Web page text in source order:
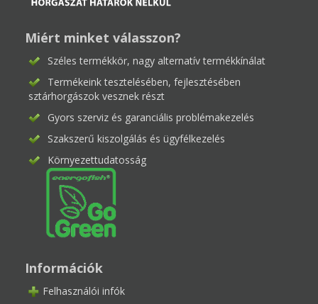
Miért minket válasszon?
Széles termékkör, nagy alternatív termékkínálat
Termékeink tesztelésében, fejlesztésében
sztárhorgászok vesznek részt
Gyors szerviz és garanciális problémakezelés
Szakszerű kiszolgálás és ügyfélkezelés
Környezettudatosság
Információk
Felhasználói infók